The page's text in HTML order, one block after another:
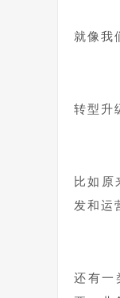
就像我
转型升
比如原
发和运
还有一